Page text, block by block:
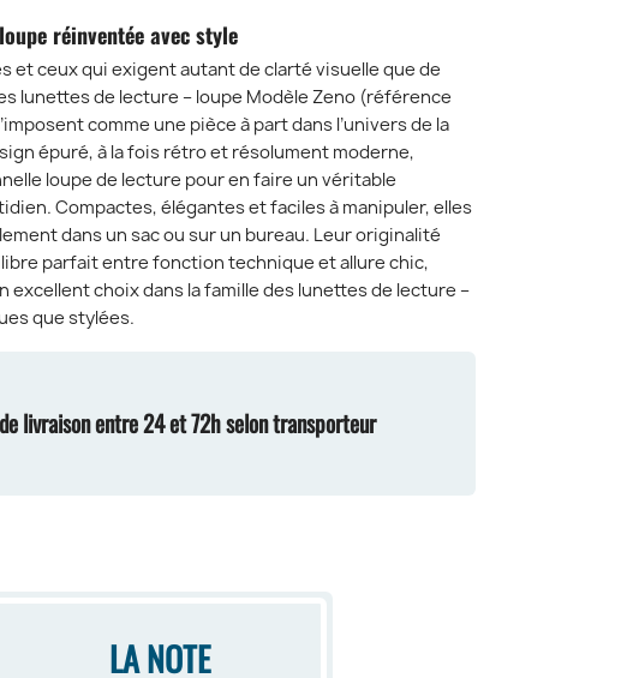
réinventée avec style
et ceux qui exigent autant de clarté visuelle que de
lunettes de lecture – loupe Modèle Zeno (référence
comme une pièce à part dans l’univers de la
épuré, à la fois rétro et résolument moderne,
loupe de lecture pour en faire un véritable
Compactes, élégantes et faciles à manipuler, elles
dans un sac ou sur un bureau. Leur originalité
parfait entre fonction technique et allure chic,
excellent choix dans la famille des lunettes de lecture –
que stylées.
livraison entre 24 et 72h selon transporteur
LA NOTE